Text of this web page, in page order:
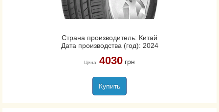
Страна производитель: Китай
Дата производства (год): 2024
Цена: 4030грн
Купить